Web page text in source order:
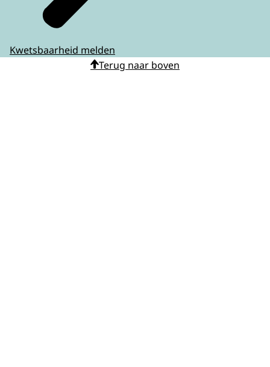
Kwetsbaarheid melden
Terug naar boven